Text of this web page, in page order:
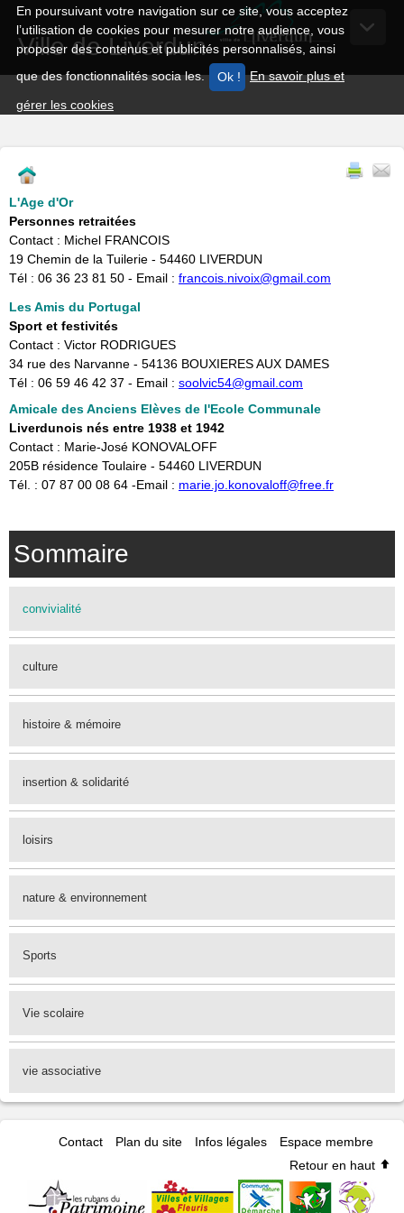
En poursuivant votre navigation sur ce site, vous acceptez
l’utilisation de cookies pour mesurer notre audience, vous
proposer des contenus et publicités personnalisés, ainsi
que des fonctionnalités socia les.
En savoir plus et
gérer les cookies
Ville de Liverdun
L'Age d'Or
Personnes retraitées
Contact : Michel FRANCOIS
​19 Chemin de la Tuilerie - 54460 LIVERDUN
Tél : 06 36 23 81 50 - Email : francois.nivoix@gmail.com
Les Amis du Portugal
Sport et festivités
Contact : Victor RODRIGUES
34 rue des Narvanne - 54136 BOUXIERES AUX DAMES
Tél : 06 59 46 42 37 - Email : soolvic54@gmail.com
Amicale des Anciens Elèves de l'Ecole Communale
Liverdunois nés entre 1938 et 1942
Contact : Marie-José KONOVALOFF
​205B résidence Toulaire - 54460 LIVERDUN
​Tél. : 07 87 00 08 64 -Email : marie.jo.konovaloff@free.fr
Sommaire
convivialité
culture
histoire & mémoire
insertion & solidarité
loisirs
nature & environnement
Sports
Vie scolaire
vie associative
Contact Plan du site Infos légales
Espace membre
Retour en haut